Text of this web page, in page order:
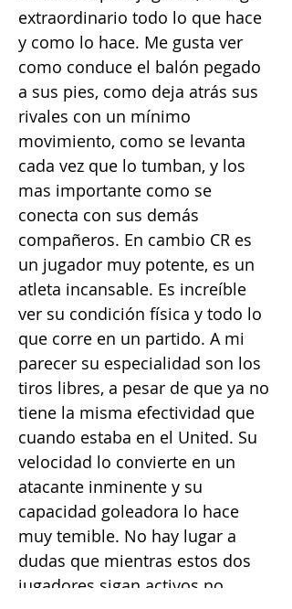
extraordinario todo lo que hace
y como lo hace. Me gusta ver
como conduce el balón pegado
a sus pies, como deja atrás sus
rivales con un mínimo
movimiento, como se levanta
cada vez que lo tumban, y los
mas importante como se
conecta con sus demás
compañeros. En cambio CR es
un jugador muy potente, es un
atleta incansable. Es increíble
ver su condición física y todo lo
que corre en un partido. A mi
parecer su especialidad son los
tiros libres, a pesar de que ya no
tiene la misma efectividad que
cuando estaba en el United. Su
velocidad lo convierte en un
atacante inminente y su
capacidad goleadora lo hace
muy temible. No hay lugar a
dudas que mientras estos dos
jugadores sigan activos no